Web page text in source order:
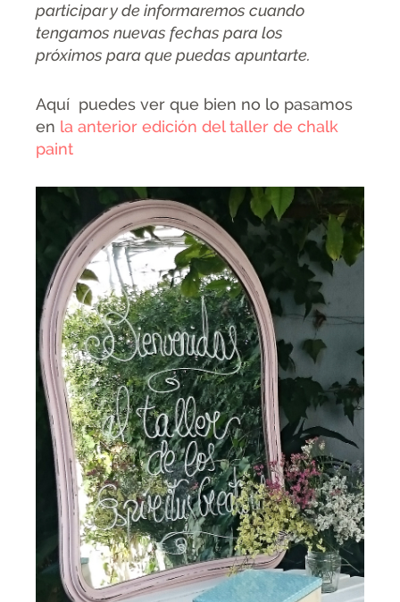
participar y de informaremos cuando
tengamos nuevas fechas para los
próximos para que puedas apuntarte.
Aquí puedes ver que bien no lo pasamos
en la anterior edición del taller de chalk
paint